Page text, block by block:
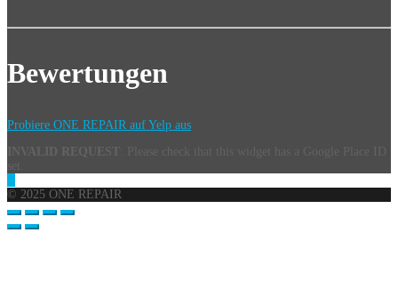
Bewertungen
Probiere ONE REPAIR auf Yelp aus
INVALID REQUEST
© 2025 ONE REPAIR